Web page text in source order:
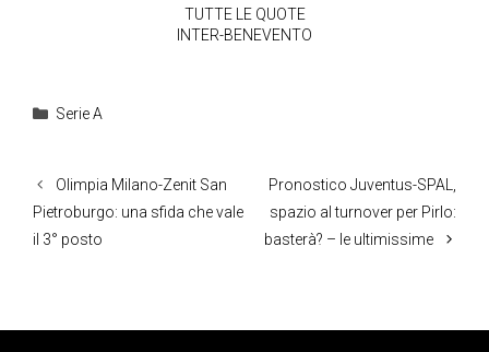
TUTTE LE QUOTE
INTER-BENEVENTO
Categorie
Serie A
Olimpia Milano-Zenit San
Pietroburgo: una sfida che vale
il 3° posto
Pronostico Juventus-SPAL,
spazio al turnover per Pirlo:
basterà? – le ultimissime